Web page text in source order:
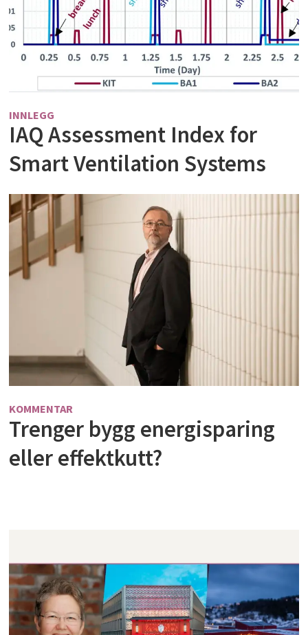
INNLEGG
IAQ Assessment Index for
Smart Ventilation Systems
KOMMENTAR
Trenger bygg energisparing
eller effektkutt?